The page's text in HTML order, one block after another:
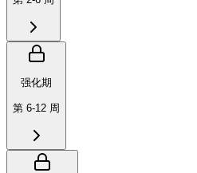
强化期
第 6-12 周